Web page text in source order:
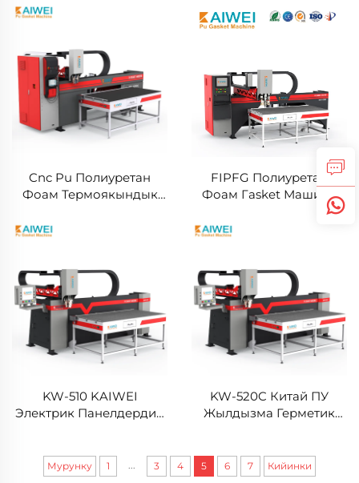
уулу Фильтрлер үчүн
Жолу
Cnc Pu Полиуретан
Фоам Термоякындык
Сигилдинг Машина
FIPFG Полиуретан
Фоам Гasket Машина
KW900 Артык Жолу
KW-510 KAIWEI
Электрик Панелдердин
Герметик Көмүрүчү
KW-520C Китай ПУ
Жылдызма Герметик
Дыйкан Басып Чыгаруу
Мурунку 1 3 4 5 6 7 Кийинки